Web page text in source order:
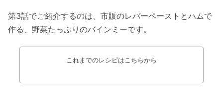
第3話でご紹介するのは、市販のレバーペーストとハムで
作る、野菜たっぷりのバインミーです。
これまでのレシピはこちらから